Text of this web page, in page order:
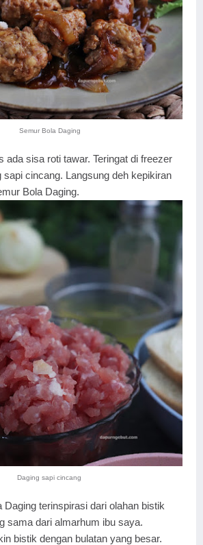
Semur Bola Daging
ada sisa roti tawar. Teringat di freezer
sapi cincang. Langsung deh kepikiran
Bola Daging.
Daging sapi cincang
Daging terinspirasi dari olahan bistik
sama dari almarhum ibu saya.
bistik dengan bulatan yang besar.